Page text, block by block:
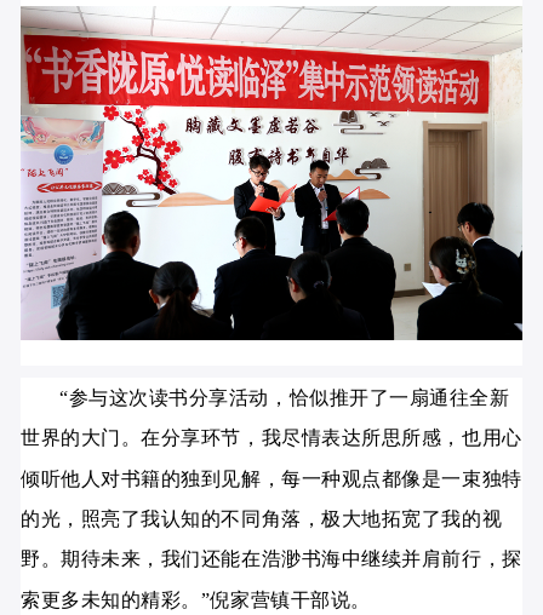
“参与这次读书分享活动，恰似推开了一扇通往全新
世界的大门。在分享环节，我尽情表达所思所感，也用心
倾听他人对书籍的独到见解，每一种观点都像是一束独特
的光，照亮了我认知的不同角落，极大地拓宽了我的视
野。期待未来，我们还能在浩渺书海中继续并肩前行，探
索更多未知的精彩。”倪家营镇干部说。